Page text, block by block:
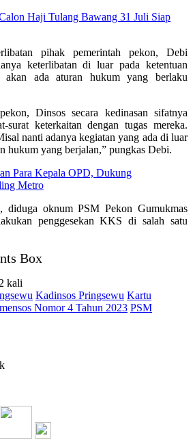
Haji Tulang Bawang 31 Juli Siap
pihak pemerintah pekon, Debi
keterlibatan di luar pada ketentuan
akan ada aturan hukum yang berlaku
Dinsos secara kedinasan sifatnya
surat keterkaitan dengan tugas mereka.
nanti adanya kegiatan yang ada di luar
hukum yang berjalan,” pungkas Debi.
Para Kepala OPD, Dukung
Metro
diduga oknum PSM Pekon Gumukmas
penggesekan KKS di salah satu
Box
kali
Kadinsos Pringsewu Kartu
Nomor 4 Tahun 2023 PSM